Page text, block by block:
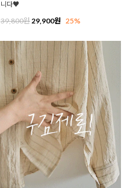
니다♥
39,800원 29,900원 25%